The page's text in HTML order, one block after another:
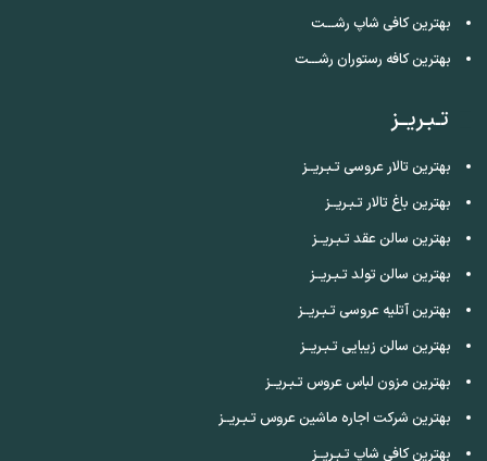
بهترین کافی شاپ رشـــت
بهترین کافه رستوران رشـــت
تـبـریــز
بهترین تالار عروسی تـبـریــز
بهترین باغ تالار تـبـریــز
بهترین سالن عقد تـبـریــز
بهترین سالن تولد تـبـریــز
بهترین آتلیه عروسی تـبـریــز
بهترین سالن زیبایی تـبـریــز
بهترین مزون لباس عروس تـبـریــز
بهترین شرکت اجاره ماشین عروس تـبـریــز
بهترین کافی شاپ تـبـریــز